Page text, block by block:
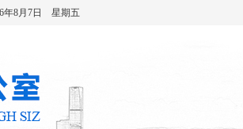
年8月7日 星期五